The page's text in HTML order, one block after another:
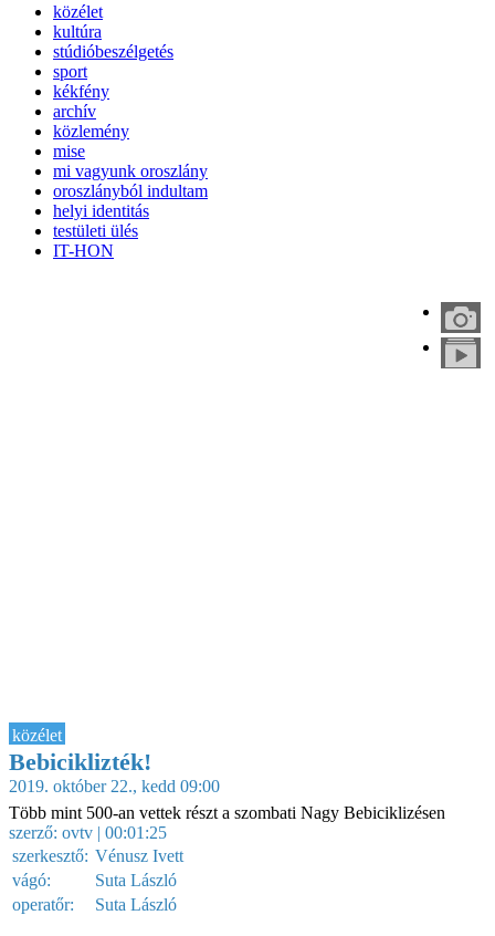
közélet
kultúra
stúdióbeszélgetés
sport
kékfény
archív
közlemény
mise
mi vagyunk oroszlány
oroszlányból indultam
helyi identitás
testületi ülés
IT-HON
közélet
Bebiciklizték!
2019. október 22., kedd 09:00
Több mint 500-an vettek részt a szombati Nagy Bebiciklizésen
szerző: ovtv | 00:01:25
szerkesztő: Vénusz Ivett
vágó:
Suta László
operatőr:
Suta László